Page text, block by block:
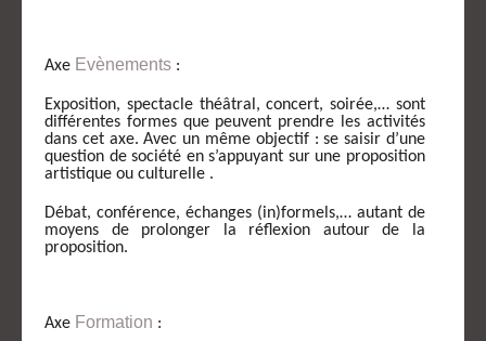
Axe Evènements :
Exposition, spectacle théâtral, concert, soirée,… sont
différentes formes que peuvent prendre les activités
dans cet axe. Avec un même objectif : se saisir d’une
question de société en s’appuyant sur une proposition
artistique ou culturelle .
Débat, conférence, échanges (in)formels,… autant de
moyens de prolonger la réflexion autour de la
proposition.
Axe Formation :